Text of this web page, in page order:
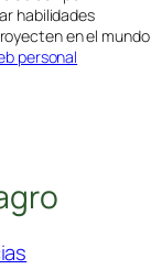
habilidades
en el mundo
personal